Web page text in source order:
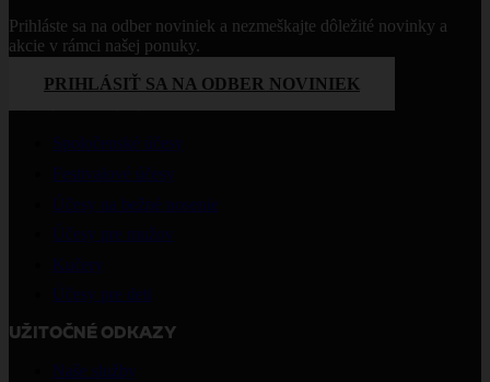
Prihláste sa na odber noviniek a nezmeškajte dôležité novinky a
akcie v rámci našej ponuky.
PRIHLÁSIŤ SA NA ODBER NOVINIEK
Spoločenské účesy
Festivalové účesy
Účesy na bežné nosenie
Účesy pre mužov
Kučery
Účesy pre deti
UŽITOČNÉ ODKAZY
Naše služby